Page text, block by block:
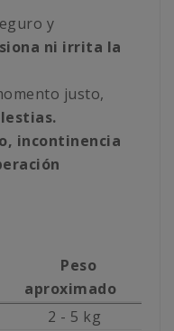
y
ni irrita la
justo,
incontinencia
Peso
aproximado
2 - 5 kg